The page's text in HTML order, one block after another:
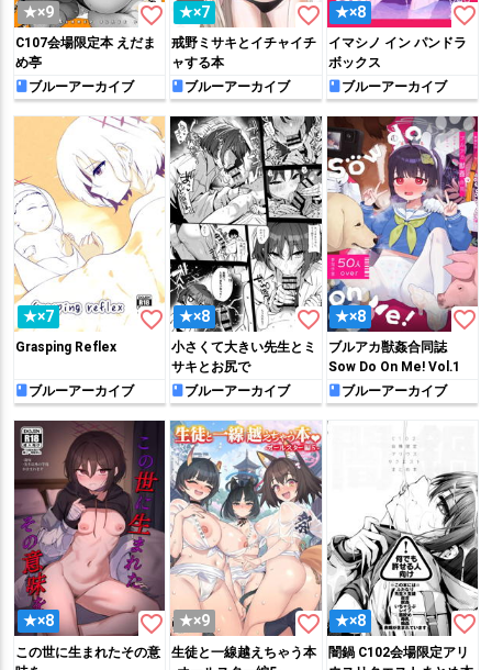
★×9 favorite_border
C107会場限定本 えだま
め亭
ブルーアーカイブ
★×7 favorite_border
戒野ミサキとイチャイチ
ャする本
ブルーアーカイブ
★×8 favorite_border
イマシノ イン パンドラ
ボックス
ブルーアーカイブ
★×7 favorite_border
Grasping Reflex
ブルーアーカイブ
★×8 favorite_border
小さくて大きい先生とミ
サキとお尻で
ブルーアーカイブ
★×8 favorite_border
ブルアカ獣姦合同誌
Sow Do On Me! Vol.1
ブルーアーカイブ
★×8 favorite_border
この世に生まれたその意
★×9 favorite_border
生徒と一線越えちゃう本
★×8 favorite_border
闇鍋 C102会場限定アリ